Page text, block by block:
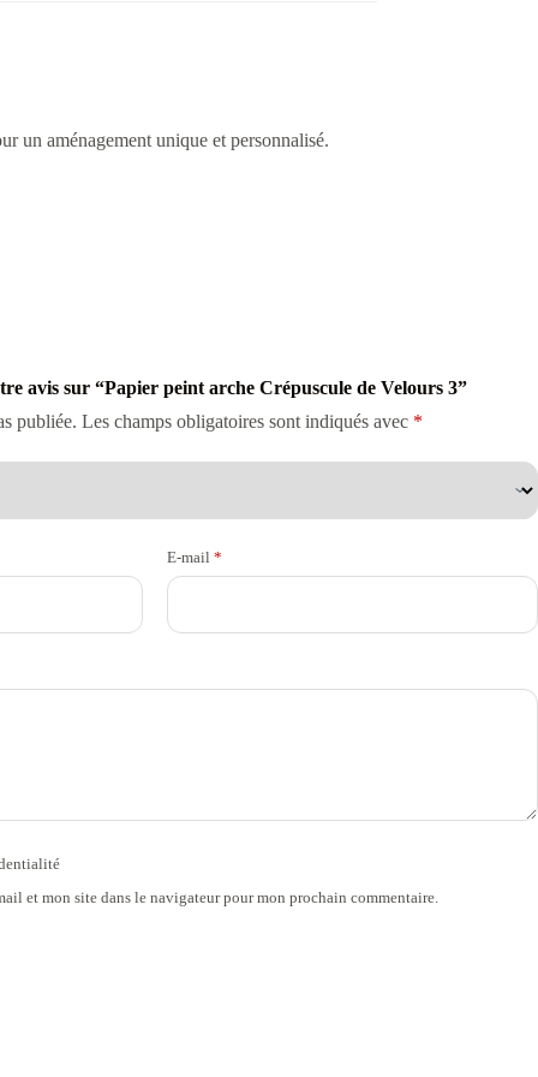
un aménagement unique et personnalisé.
avis sur “Papier peint arche Crépuscule de Velours 3”
publiée. Les champs obligatoires sont indiqués avec *
E-mail *
et mon site dans le navigateur pour mon prochain commentaire.